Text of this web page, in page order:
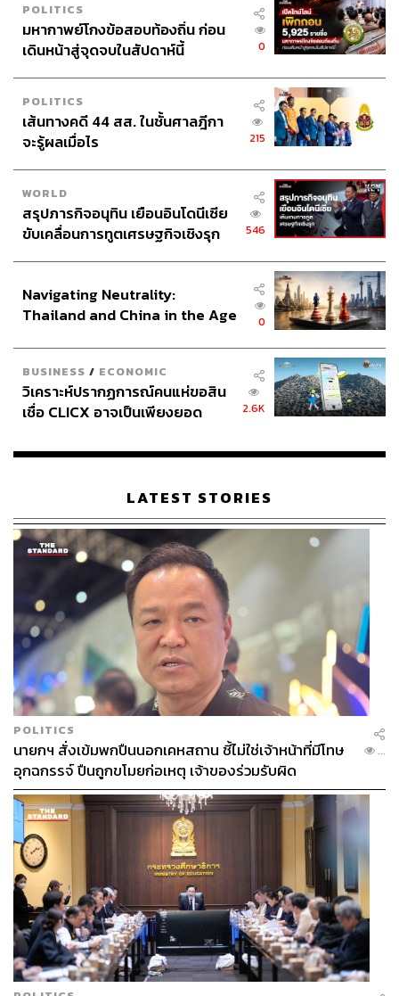
POLITICS
มหากาพย์โกงข้อสอบท้องถิ่น ก่อน
เดินหน้าสู่จุดจบในสัปดาห์นี้
0
POLITICS
เส้นทางคดี 44 สส. ในชั้นศาลฎีกา
จะรู้ผลเมื่อไร
215
WORLD
สรุปภารกิจอนุทิน เยือนอินโดนีเซีย
ขับเคลื่อนการทูตเศรษฐกิจเชิงรุก
546
Navigating Neutrality:
Thailand and China in the Age
0
BUSINESS / ECONOMIC
วิเคราะห์ปรากฏการณ์คนแห่ขอสิน
เชื่อ CLICX อาจเป็นเพียงยอด
เรือนไทยที่ถูกซุกไว้
2.6K
LATEST STORIES
POLITICS
นายกฯ สั่งเข้มพกปืนนอกเคหสถาน ชี้ไม่ใช่เจ้าหน้าที่มีโทษ
อุกฉกรรจ์ ปืนถูกขโมยก่อเหตุ เจ้าของร่วมรับผิด
...